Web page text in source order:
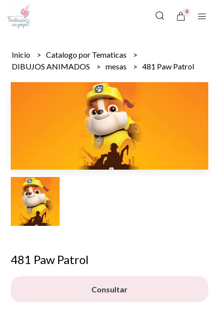
0
Inicio
Catalogo por Tematicas
DIBUJOS ANIMADOS
mesas 481 Paw Patrol
481 Paw Patrol
Consultar